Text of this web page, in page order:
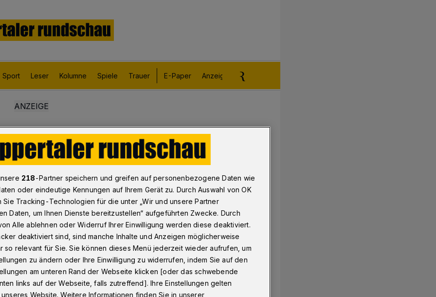
Sport Leser Kolumne Spiele Trauer E-Paper Anzeigen aufgeben
auf regennasser Straße​ in Wuppertal
218-Partner speichern und greifen auf personenbezogene Daten wie
oder eindeutige Kennungen auf Ihrem Gerät zu. Durch Auswahl von OK
Sie Tracking-Technologien für die unter „Wir und unsere Partner
Daten, um Ihnen Dienste bereitzustellen“ aufgeführten Zwecke. Durch
Alle ablehnen oder Widerruf Ihrer Einwilligung werden diese deaktiviert.
deaktiviert sind, sind manche Inhalte und Anzeigen möglicherweise
so relevant für Sie. Sie können dieses Menü jederzeit wieder aufrufen, um
zu ändern oder Ihre Einwilligung zu widerrufen, indem Sie auf den
am unteren Rand der Webseite klicken [oder das schwebende
links auf der Webseite, falls zutreffend]. Ihre Einstellungen gelten
Website. Weitere Informationen finden Sie in unserer